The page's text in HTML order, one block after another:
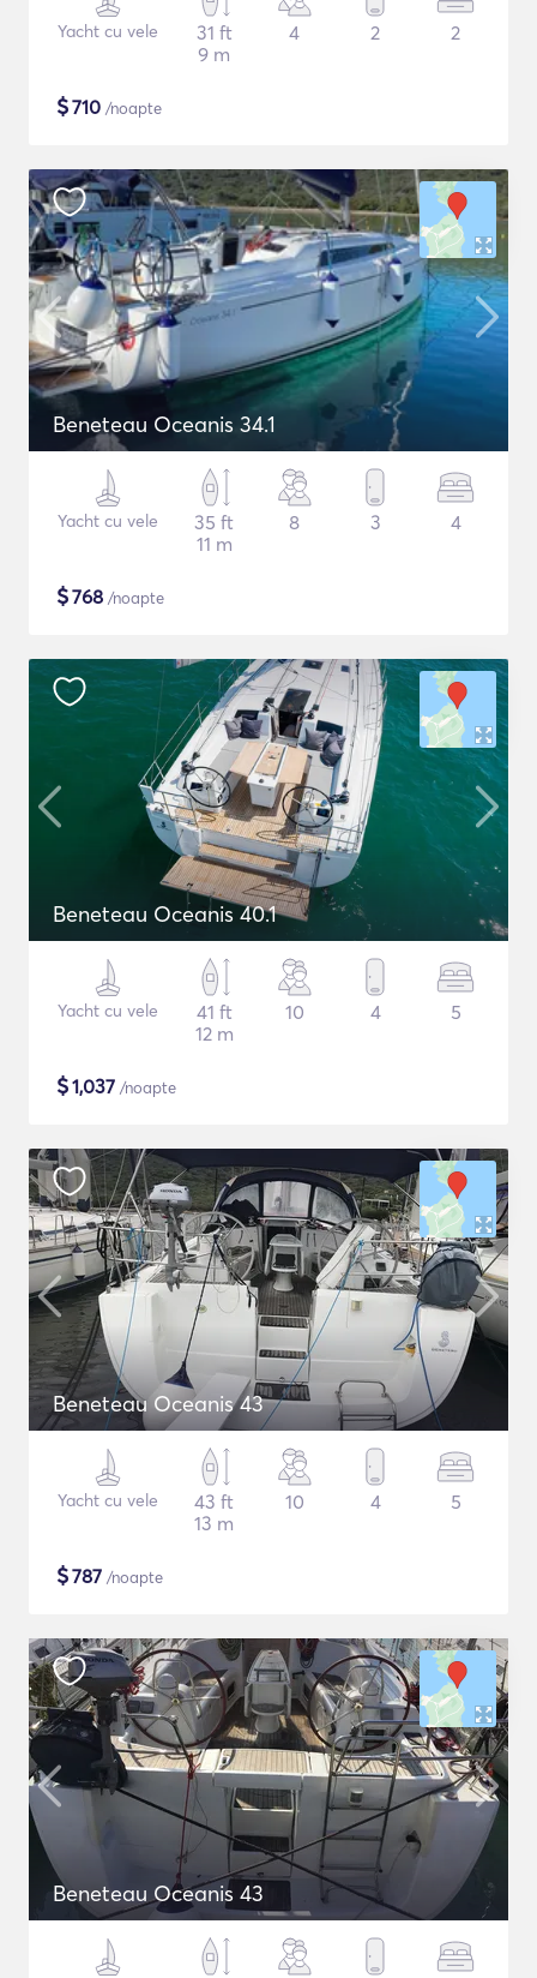
Yacht cu vele
31 ft
9 m
4 2 2
$710 /noapte
Beneteau Oceanis 34.1
Yacht cu vele
35 ft
11 m
8 3 4
$768 /noapte
Beneteau Oceanis 40.1
Yacht cu vele
41 ft
12 m
10 4 5
$1,037 /noapte
Beneteau Oceanis 43
Yacht cu vele
43 ft
13 m
10 4 5
$787 /noapte
Beneteau Oceanis 43